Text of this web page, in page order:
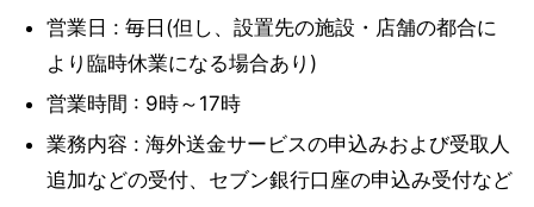
営業日 : 毎日(但し、設置先の施設・店舗の都合に
より臨時休業になる場合あり)
営業時間 : 9時～17時
業務内容 : 海外送金サービスの申込みおよび受取人
追加などの受付、セブン銀行口座の申込み受付など